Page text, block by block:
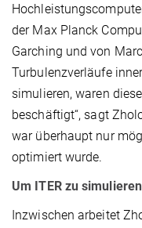
der Max Planck
Garching und von
Turbulenzverläufe
simulieren, waren
beschäftigt“, sagt
war überhaupt nur
optimiert wurde.
Um ITER zu
Inzwischen arbeitet